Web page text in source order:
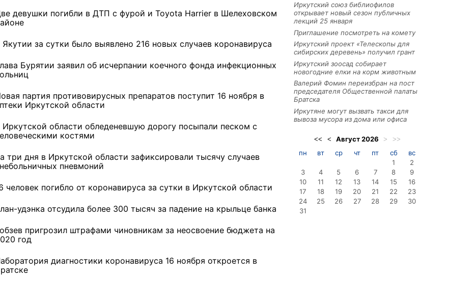
девушки погибли в ДТП с фурой и Toyota Harrier в Шелеховском
Якутии за сутки было выявлено 216 новых случаев коронавируса
Бурятии заявил об исчерпании коечного фонда инфекционных
партия противовирусных препаратов поступит 16 ноября в
Иркутской области
Иркутской области обледеневшую дорогу посыпали песком с
костями
три дня в Иркутской области зафиксировали тысячу случаев
пневмоний
человек погибло от коронавируса за сутки в Иркутской области
удэнка отсудила более 300 тысяч за падение на крыльце банка
пригрозил штрафами чиновникам за неосвоение бюджета на
год
диагностики коронавируса 16 ноября откроется в
Иркутский союз библиофилов
открывает новый сезон публичных
лекций 25 января
Приглашение посмотреть на комету
Иркутский проект «Телескопы для
сибирских деревень» получил грант
Иркутский зоосад собирает
новогодние елки на корм животным
Валерий Фомин переизбран на пост
председателя Общественной палаты
Братска
Иркутяне могут вызвать такси для
вывоза мусора из дома или офиса
<< < Август2026 > >>
пн вт ср чт пт сб
вс
1
2
3
4 5 6 7 8
9
10
11 12 13 14 15
16
17
18 19 20 21 22
23
24
25 26 27 28 29
30
31